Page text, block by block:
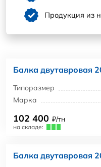
Продукция из
Балка двутавровая
Типоразмер
Марка
102 400 ₽/тн
на складе:
Балка двутавровая